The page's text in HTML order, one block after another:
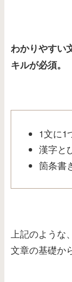
わかりやすい
キルが必須。
1文に1
漢字と
箇条書
上記のような
文章の基礎か